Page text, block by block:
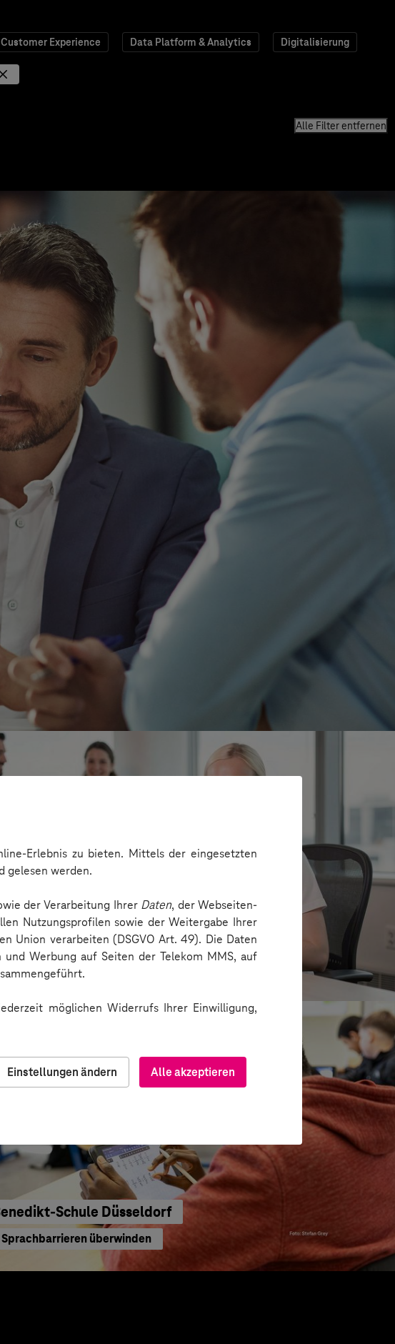
Erlebnis zu bieten. Mittels der eingesetzten
gelesen werden.
der Verarbeitung Ihrer Daten, der Webseiten-
Nutzungsprofilen sowie der Weitergabe Ihrer
Union verarbeiten (DSGVO Art. 49). Die Daten
Werbung auf Seiten der Telekom MMS, auf
möglichen Widerrufs Ihrer Einwilligung,
Alle akzeptieren
Einstellungen ändern
Customer Experience Data Platform & Analytics Digitalisierung
Alle Filter entfernen
Bergstraße
Verwaltung
Schule Düsseldorf
überwinden